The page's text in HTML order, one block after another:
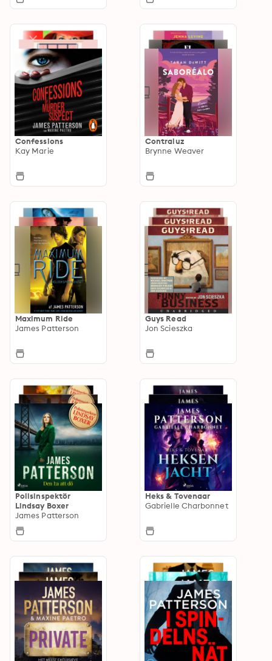
Confessions
Kay Marie
Contraluz
Brynne Weaver
Maximum Ride
James Patterson
Guys Read
Jon Scieszka
Polisinspektör
Lindsay Boxer
James Patterson
Heks & Tovenaar
Gabrielle Charbonnet